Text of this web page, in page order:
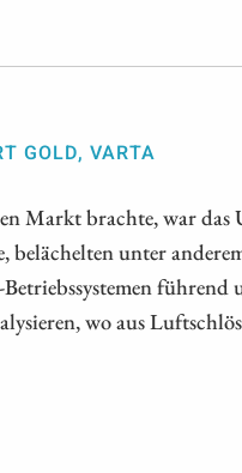
GOLD, VARTA
Markt brachte, war das
belächelten unter
führend
wo aus